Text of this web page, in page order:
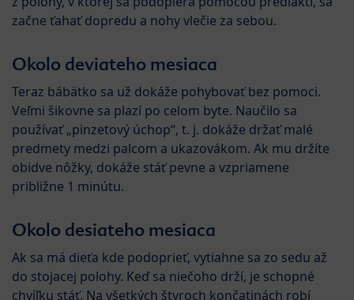
začne ťahať dopredu a nohy vlečie za sebou.
Okolo deviateho mesiaca
Teraz bábätko sa už dokáže pohybovať bez pomoci.
Veľmi šikovne sa plazí po celom byte. Naučilo sa
používať „pinzetový úchop“, t. j. dokáže držať malé
predmety medzi palcom a ukazovákom. Ak mu držíte
obidve nôžky, dokáže stáť pevne a vzpriamene
približne 1 minútu.
Okolo desiateho mesiaca
Ak sa má dieťa kde podoprieť, vytiahne sa zo sedu až
do stojacej polohy. Keď sa niečoho drží, je schopné
chvíľku stáť. Na všetkých štyroch končatinách robí